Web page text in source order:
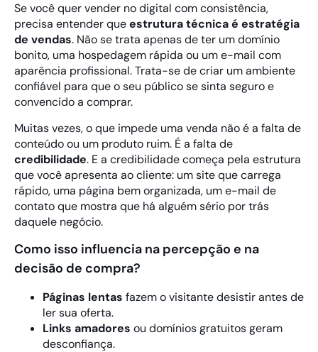
Se você quer vender no digital com consistência,
precisa entender queestrutura técnica é estratégia
de vendas. Não se trata apenas de ter um domínio
bonito, uma hospedagem rápida ou um e-mail com
aparência profissional. Trata-se de criar um ambiente
confiável para que o seu público se sinta seguro e
convencido a comprar.
Muitas vezes, o que impede uma venda não é a falta de
conteúdo ou um produto ruim. É a falta de
credibilidade. E a credibilidade começa pela estrutura
que você apresenta ao cliente: um site que carrega
rápido, uma página bem organizada, um e-mail de
contato que mostra que há alguém sério por trás
daquele negócio.
Como isso influencia na percepção e na
decisão de compra?
Páginas lentas fazem o visitante desistir antes de
ler sua oferta.
Links amadores ou domínios gratuitos geram
desconfiança.